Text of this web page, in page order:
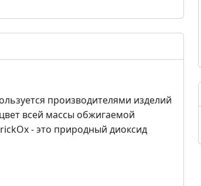
производителями изделий
всей массы обжигаемой
- это природный диоксид